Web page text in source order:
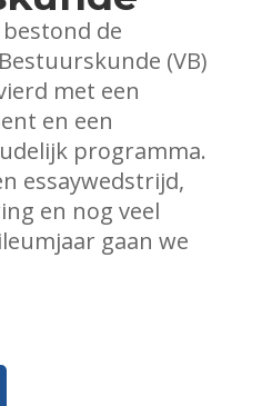
de
(VB)
met een
en een
programma.
essaywedstrijd,
en nog veel
gaan we